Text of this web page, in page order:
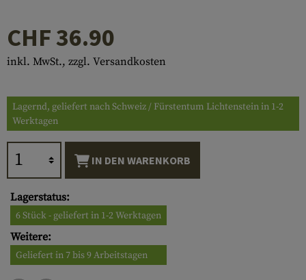
CHF 36.90
inkl. MwSt., zzgl. Versandkosten
Lagernd, geliefert nach Schweiz / Fürstentum Lichtenstein in 1-2
Werktagen
IN DEN WARENKORB
Lagerstatus:
6 Stück - geliefert in 1-2 Werktagen
Weitere:
Geliefert in 7 bis 9 Arbeitstagen